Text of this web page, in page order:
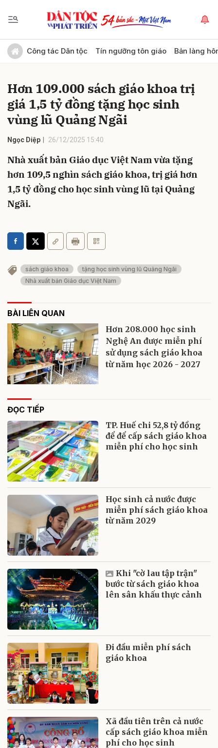
Công tác Dân tộc Tín ngưỡng tôn giáo Bản làng
Hơn 109.000 sách giáo khoa trị
giá 1,5 tỷ đồng tặng học sinh
vùng lũ Quảng Ngãi
Ngọc Diệp 26/12/2025 15:40
Nhà xuất bản Giáo dục Việt Nam vừa tặng
hơn 109,5 nghìn sách giáo khoa, trị giá hơn
1,5 tỷ đồng cho học sinh vùng lũ tại Quảng
Ngãi.
sách giáo khoa
tặng học sinh vùng lũ Quảng Ngãi
Nhà xuất bản Giáo dục Việt Nam
BÀI LIÊN QUAN
Hơn 208.000 học sinh
Nghệ An được miễn phí
sử dụng sách giáo khoa
từ năm học 2026 - 2027
ĐỌC TIẾP
TP. Huế chi 52,8 tỷ đồng
để để cấp sách giáo khoa
miễn phí cho học sinh
Học sinh cả nước được
miễn phí sách giáo khoa
từ năm 2029
Khi "cờ lau tập trận"
bước từ sách giáo khoa
lên sân khấu thực cảnh
Đi đầu miễn phí sách
giáo khoa
Xã đầu tiên trên cả nước
cấp sách giáo khoa miễn
phí cho học sinh
Gửi bình luận